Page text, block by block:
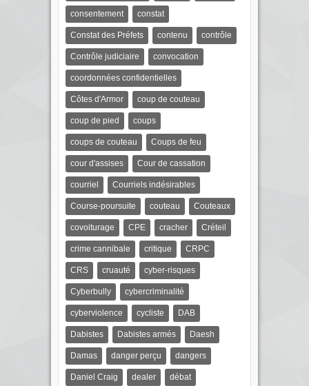
consentement constat
Constat des Préfets contenu contrôle
Contrôle judiciaire convocation
coordonnées confidentielles
Côtes d'Armor coup de couteau
coup de pied coups
coups de couteau Coups de feu
cour d'assises Cour de cassation
courriel Courriels indésirables
Course-poursuite couteau Couteaux
covoiturage CPE cracher Créteil
crime cannibale critique CRPC
CRS cruauté cyber-risques
Cyberbully cybercriminalité
cyberviolence cycliste DAB
Dabistes Dabistes armés Daesh
Damas danger perçu dangers
Daniel Craig dealer débat